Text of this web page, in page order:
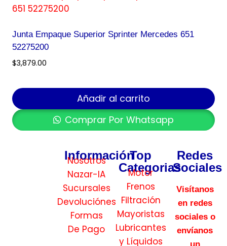
Junta Empaque Superior Sprinter Mercedes 651
52275200
$3,879.00
Añadir al carrito
Comprar Por Whatsapp
Información
Nosotros
Nazar-IA
Sucursales
Devoluciónes
Formas
De Pago
Top
Categorias
Motor
Frenos
Filtración
Mayoristas
Lubricantes
y Líquidos
Redes
Sociales
Visítanos
en redes
sociales o
envíanos